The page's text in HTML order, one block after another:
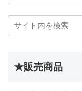
★販売商品